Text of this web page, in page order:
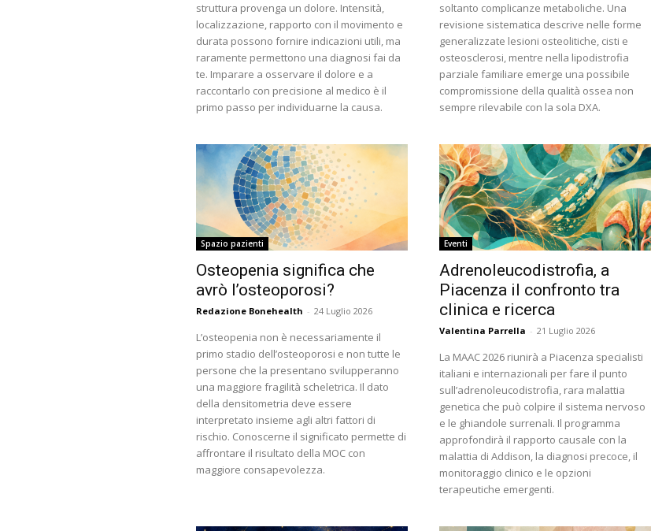
struttura provenga un dolore. Intensità,
localizzazione, rapporto con il movimento e
durata possono fornire indicazioni utili, ma
raramente permettono una diagnosi fai da
te. Imparare a osservare il dolore e a
raccontarlo con precisione al medico è il
primo passo per individuarne la causa.
soltanto complicanze metaboliche. Una
revisione sistematica descrive nelle forme
generalizzate lesioni osteolitiche, cisti e
osteosclerosi, mentre nella lipodistrofia
parziale familiare emerge una possibile
compromissione della qualità ossea non
sempre rilevabile con la sola DXA.
Spazio pazienti
Osteopenia significa che
avrò l’osteoporosi?
Redazione Bonehealth - 24 Luglio 2026
L’osteopenia non è necessariamente il
primo stadio dell’osteoporosi e non tutte le
persone che la presentano svilupperanno
una maggiore fragilità scheletrica. Il dato
della densitometria deve essere
interpretato insieme agli altri fattori di
rischio. Conoscerne il significato permette di
affrontare il risultato della MOC con
maggiore consapevolezza.
Eventi
Adrenoleucodistrofia, a
Piacenza il confronto tra
clinica e ricerca
Valentina Parrella - 21 Luglio 2026
La MAAC 2026 riunirà a Piacenza specialisti
italiani e internazionali per fare il punto
sull’adrenoleucodistrofia, rara malattia
genetica che può colpire il sistema nervoso
e le ghiandole surrenali. Il programma
approfondirà il rapporto causale con la
malattia di Addison, la diagnosi precoce, il
monitoraggio clinico e le opzioni
terapeutiche emergenti.